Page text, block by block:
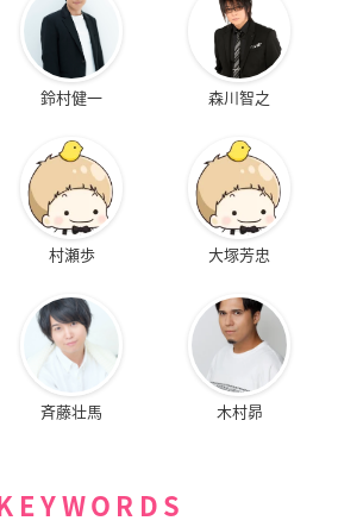
鈴村健一 森川智之
村瀬歩 大塚芳忠
斉藤壮馬 木村昴
KEYWORDS